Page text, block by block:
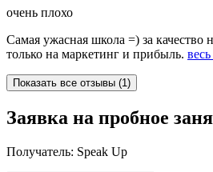
очень плохо
Самая ужасная школа =) за качество
только на маркетинг и прибыль.
Заявка на пробное
Получатель: Speak Up